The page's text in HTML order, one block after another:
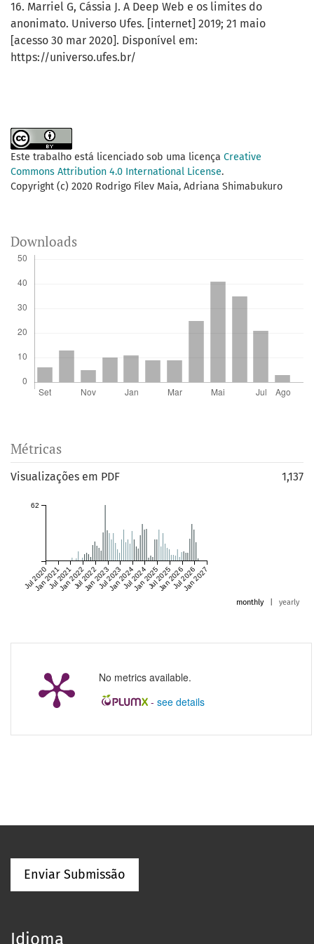
16. Marriel G, Cássia J. A Deep Web e os limites do
anonimato. Universo Ufes. [internet] 2019; 21 maio
[acesso 30 mar 2020]. Disponível em:
https://universo.ufes.br/
Este trabalho está licenciado sob uma licença Creative
Commons Attribution 4.0 International License.
Copyright (c) 2020 Rodrigo Filev Maia, Adriana Shimabukuro
Downloads
Métricas
Visualizações em PDF 1,137
Jul 2020
Jan 2021Jul 2021
Jan 2022Jul 2022
Jan 2023Jul 2023
Jan 2024Jul 2024
Jan 2025Jul 2025
Jan 2026Jul 2026
Jan 2027
62
monthly yearly
No metrics available.
- see details
Enviar Submissão
Idioma